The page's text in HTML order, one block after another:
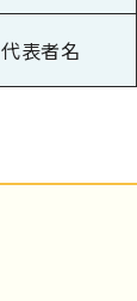
代表者名